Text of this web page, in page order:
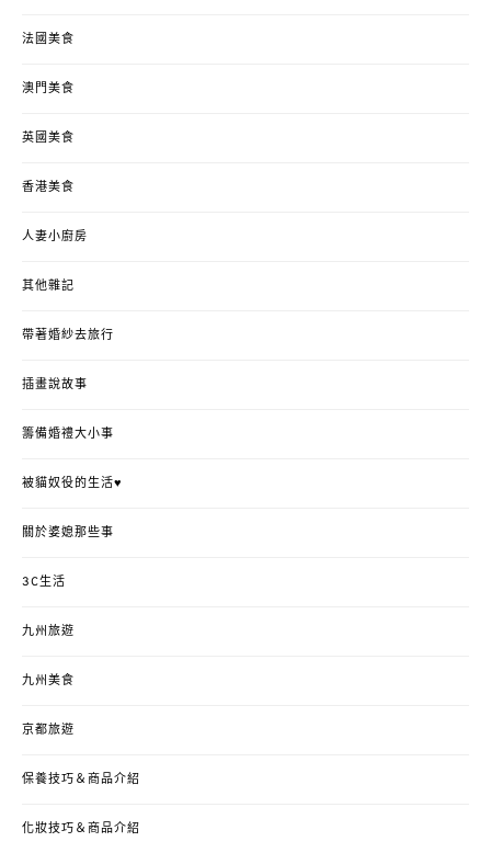
法國美食
澳門美食
英國美食
香港美食
人妻小廚房
其他雜記
帶著婚紗去旅行
插畫說故事
籌備婚禮大小事
被貓奴役的生活♥
關於婆媳那些事
3C生活
九州旅遊
九州美食
京都旅遊
保養技巧＆商品介紹
化妝技巧＆商品介紹